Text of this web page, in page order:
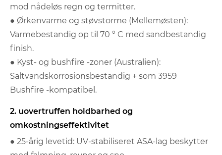
mod nådeløs regn og termitter.
● Ørkenvarme og støvstorme (Mellemøsten):
Varmebestandig op til 70 ° C med sandbestandig
finish.
● Kyst- og bushfire -zoner (Australien):
Saltvandskorrosionsbestandig + som 3959
Bushfire -kompatibel.
2. uovertruffen holdbarhed og
omkostningseffektivitet
● 25-årig levetid: UV-stabiliseret ASA-lag beskytter